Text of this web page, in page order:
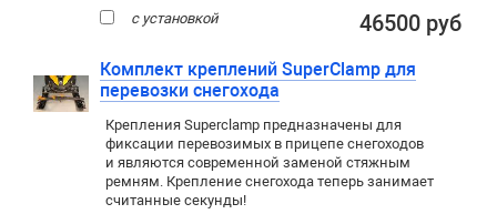
с установкой 46500 руб
Комплект креплений SuperClamp для
перевозки снегохода
Крепления Superclamp предназначены для
фиксации перевозимых в прицепе снегоходов
и являются современной заменой стяжным
ремням. Крепление снегохода теперь занимает
считанные секунды!